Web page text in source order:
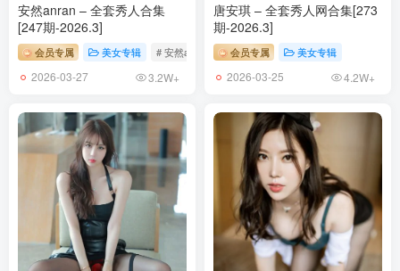
安然anran – 全套秀人合集
[247期-2026.3]
会员专属 美女专辑 # 安然anran
2026-03-27 3.2W+
唐安琪 – 全套秀人网合集[273
期-2026.3]
会员专属 美女专辑
2026-03-25 4.2W+